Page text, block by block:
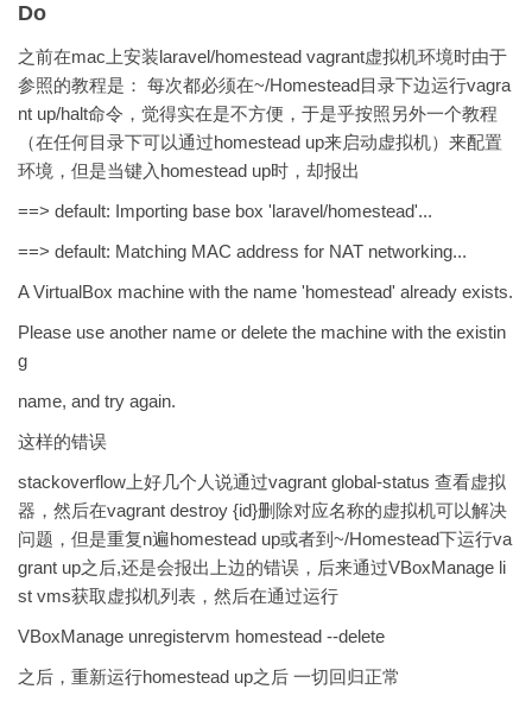
Do
之前在mac上安装laravel/homestead vagrant虚拟机环境时由于
参照的教程是： 每次都必须在~/Homestead目录下边运行vagra
nt up/halt命令，觉得实在是不方便，于是乎按照另外一个教程
（在任何目录下可以通过homestead up来启动虚拟机）来配置
环境，但是当键入homestead up时，却报出
==> default: Importing base box 'laravel/homestead'...
==> default: Matching MAC address for NAT networking...
A VirtualBox machine with the name 'homestead' already exists.
Please use another name or delete the machine with the existin
g
name, and try again.
这样的错误
stackoverflow上好几个人说通过vagrant global-status 查看虚拟
器，然后在vagrant destroy {id}删除对应名称的虚拟机可以解决
问题，但是重复n遍homestead up或者到~/Homestead下运行va
grant up之后,还是会报出上边的错误，后来通过VBoxManage li
st vms获取虚拟机列表，然后在通过运行
VBoxManage unregistervm homestead --delete
之后，重新运行homestead up之后 一切回归正常